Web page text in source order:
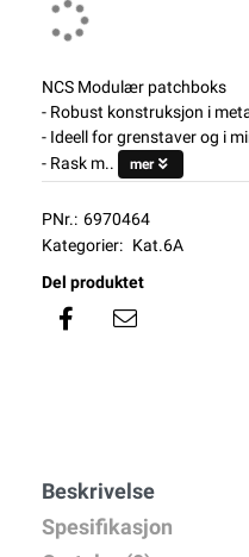
NCS Modulær patchboks
- Robust konstruksjon i
- Ideell for grenstaver og i
- Rask m..
mer
PNr.: 6970464
Kategorier: Kat.6A
Del produktet
Beskrivelse
Spesifikasjon